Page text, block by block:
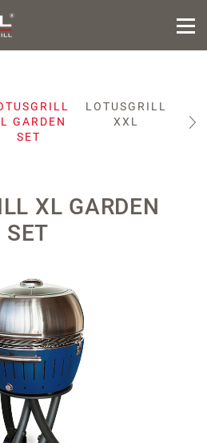
GARDEN
SET
LOTUSGRILL
XXL
XL GARDEN
SET